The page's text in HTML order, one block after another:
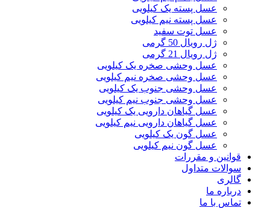
عسل پسته یک کیلویی
عسل پسته نیم کیلویی
عسل توت سفید
ژل رویال 50 گرمی
ژل رویال 21 گرمی
عسل وحشی صخره یک کیلویی
عسل وحشی صخره نیم کیلویی
عسل وحشی جنوب یک کیلویی
عسل وحشی جنوب نیم کیلویی
عسل گیاهان دارویی یک کیلویی
عسل گیاهان دارویی نیم کیلویی
عسل گون یک کیلویی
عسل گون نیم کیلویی
قوانین و مقررات
سوالات متداول
گالری
درباره ما
تماس با ما